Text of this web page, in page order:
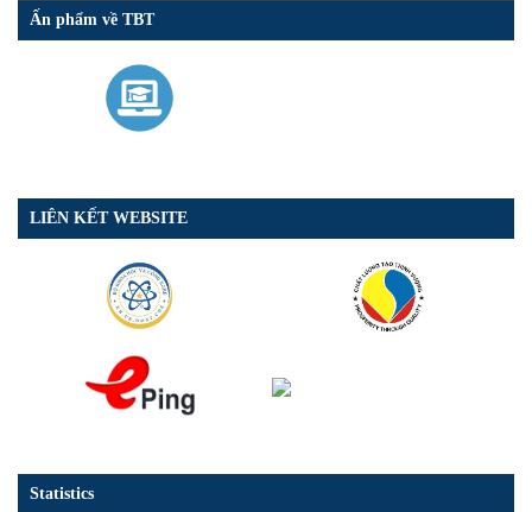
Ấn phẩm về TBT
LIÊN KẾT WEBSITE
Statistics